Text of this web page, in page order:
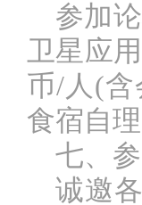
参加
卫星应
币/人(
食宿自理
七、
诚邀